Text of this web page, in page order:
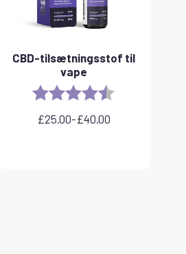
CBD-tilsætningsstof til
vape
Rating:
£25.00-£40.00
Prisinterval: